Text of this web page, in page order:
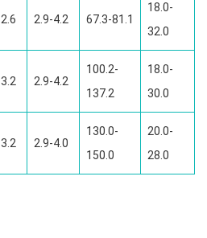
2.9-4.2 67.3-81.1
18.0-
32.0
2.9-4.2
100.2-
137.2
18.0-
30.0
2.9-4.0
130.0-
150.0
20.0-
28.0